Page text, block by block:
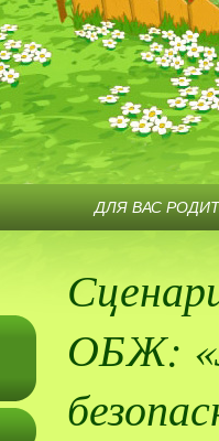
ОБЖ:
ДЛЯ ВАС